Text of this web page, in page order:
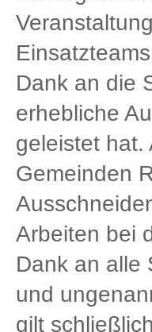
Dank an die
erhebliche
geleistet hat.
Gemeinden
Arbeiten bei
Dank an alle
und
gilt